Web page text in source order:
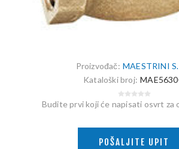
Proizvođač: MAESTRINI
Kataloški broj:
Budite prvi koji će napisati osvrt za
POŠALJITE UPIT